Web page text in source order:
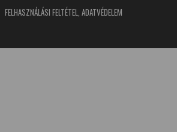
FELHASZNÁLÁSI FELTÉTEL, ADATVÉDELEM